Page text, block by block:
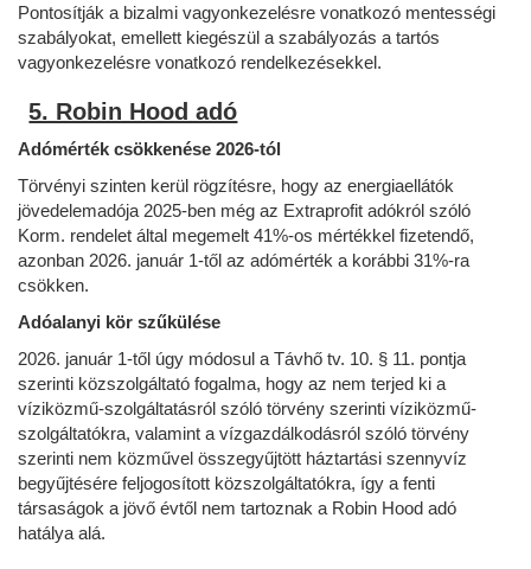
Pontosítják a bizalmi vagyonkezelésre vonatkozó mentességi
szabályokat, emellett kiegészül a szabályozás a tartós
vagyonkezelésre vonatkozó rendelkezésekkel.
5. Robin Hood adó
Adómérték csökkenése 2026-tól
Törvényi szinten kerül rögzítésre, hogy az energiaellátók
jövedelemadója 2025-ben még az Extraprofit adókról szóló
Korm. rendelet által megemelt 41%-os mértékkel fizetendő,
azonban 2026. január 1-től az adómérték a korábbi 31%-ra
csökken.
Adóalanyi kör szűkülése
2026. január 1-től úgy módosul a Távhő tv. 10. § 11. pontja
szerinti közszolgáltató fogalma, hogy az nem terjed ki a
víziközmű-szolgáltatásról szóló törvény szerinti víziközmű-
szolgáltatókra, valamint a vízgazdálkodásról szóló törvény
szerinti nem közművel összegyűjtött háztartási szennyvíz
begyűjtésére feljogosított közszolgáltatókra, így a fenti
társaságok a jövő évtől nem tartoznak a Robin Hood adó
hatálya alá.